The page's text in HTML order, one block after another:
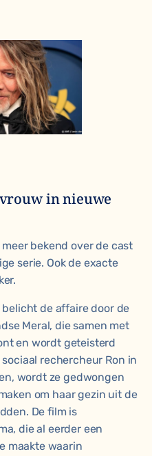
in nieuwe
bekend over de cast
serie. Ook de exacte
belicht de affaire door de
Meral, die samen met
en wordt geteisterd
rechercheur Ron in
wordt ze gedwongen
om haar gezin uit de
De film is
die al eerder een
maakte waarin